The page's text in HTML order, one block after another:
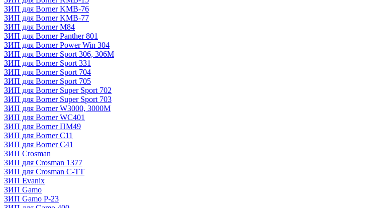
ЗИП для Borner KMB-76
ЗИП для Borner KMB-77
ЗИП для Borner M84
ЗИП для Borner Panther 801
ЗИП для Borner Power Win 304
ЗИП для Borner Sport 306, 306M
ЗИП для Borner Sport 331
ЗИП для Borner Sport 704
ЗИП для Borner Sport 705
ЗИП для Borner Super Sport 702
ЗИП для Borner Super Sport 703
ЗИП для Borner W3000, 3000М
ЗИП для Borner WC401
ЗИП для Borner ПМ49
ЗИП для Borner С11
ЗИП для Borner С41
ЗИП Crosman
ЗИП для Crosman 1377
ЗИП для Crosman C-TT
ЗИП Evanix
ЗИП Gamo
ЗИП Gamo P-23